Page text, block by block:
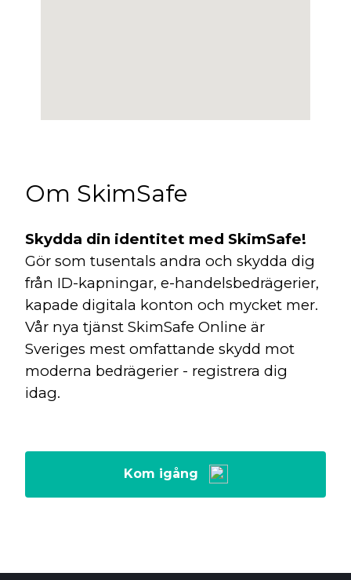
Om SkimSafe
Skydda din identitet med SkimSafe!
Gör som tusentals andra och skydda dig
från ID-kapningar, e-handelsbedrägerier,
kapade digitala konton och mycket mer.
Vår nya tjänst SkimSafe Online är
Sveriges mest omfattande skydd mot
moderna bedrägerier - registrera dig
idag.
Kom igång